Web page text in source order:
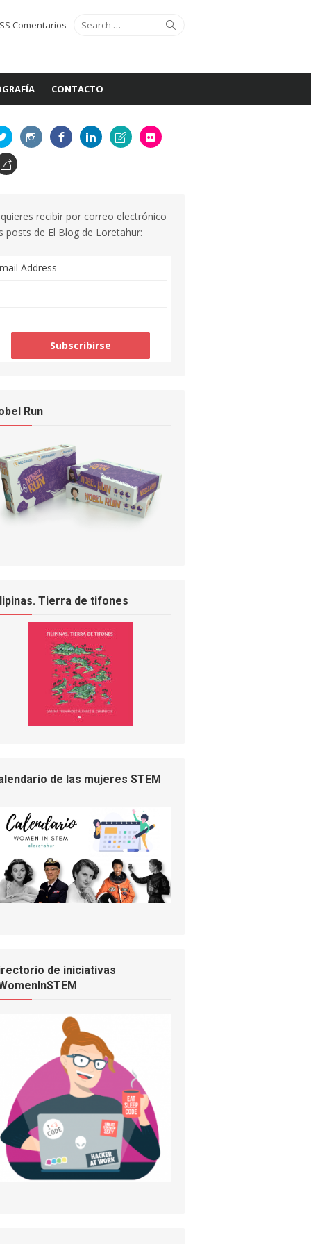
Search
for:
Comentarios
CONTACTO
recibir por correo electrónico
posts de El Blog de Loretahur:
Address
Run
Tierra de tifones
de las mujeres STEM
de iniciativas